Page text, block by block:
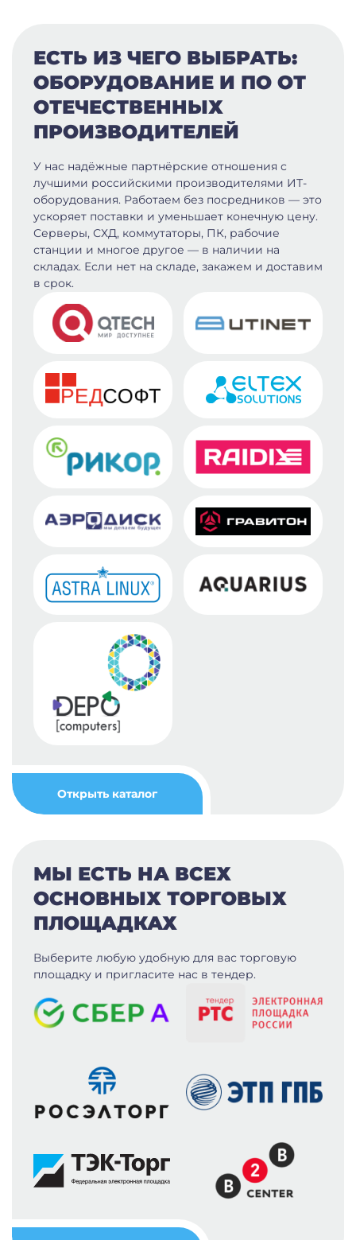
ЕСТЬ ИЗ ЧЕГО ВЫБРАТЬ:
ОБОРУДОВАНИЕ И ПО ОТ
ОТЕЧЕСТВЕННЫХ
ПРОИЗВОДИТЕЛЕЙ
У нас надёжные партнёрские отношения с
лучшими российскими производителями ИТ-
оборудования. Работаем без посредников — это
ускоряет поставки и уменьшает конечную цену.
Серверы, СХД, коммутаторы, ПК, рабочие
станции и многое другое — в наличии на
складах. Если нет на складе, закажем и доставим
в срок.
Открыть каталог
МЫ ЕСТЬ НА ВСЕХ
ОСНОВНЫХ ТОРГОВЫХ
ПЛОЩАДКАХ
Выберите любую удобную для вас торговую
площадку и пригласите нас в тендер.